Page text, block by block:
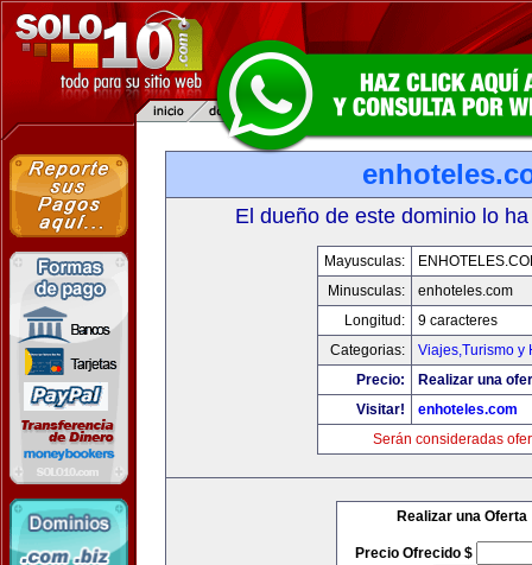
El dueño de este dominio lo
Mayusculas:
Minusculas:
enhoteles.com
Longitud:
9 caracteres
Categorias:
Viajes,Turismo y
Precio:
Realizar una
Visitar!
enhoteles.com
Serán consideradas
Realizar una Oferta
Precio Ofrecido $